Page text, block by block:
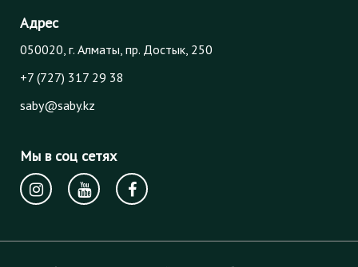
Адрес
050020, г. Алматы, пр. Достык, 250
+7 (727) 317 29 38
saby@saby.kz
Мы в соц сетях